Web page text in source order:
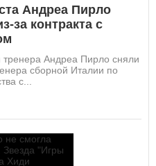
Андреа Пирло
за контракта с
тренера Андреа Пирло сняли
сборной Италии по
с...